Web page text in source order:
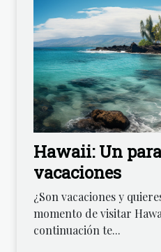
Hawaii: Un
vacaciones
¿Son vacaciones y
momento de visitar
continuación te...